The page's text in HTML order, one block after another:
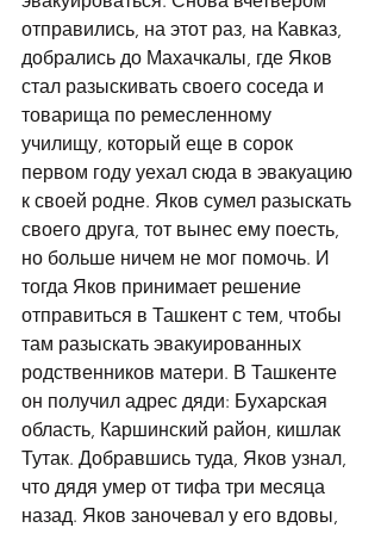
отправились, на этот раз, на Кавказ,
добрались до Махачкалы, где Яков
стал разыскивать своего соседа и
товарища по ремесленному
училищу, который еще в сорок
первом году уехал сюда в эвакуацию
к своей родне. Яков сумел разыскать
своего друга, тот вынес ему поесть,
но больше ничем не мог помочь. И
тогда Яков принимает решение
отправиться в Ташкент с тем, чтобы
там разыскать эвакуированных
родственников матери. В Ташкенте
он получил адрес дяди: Бухарская
область, Каршинский район, кишлак
Тутак. Добравшись туда, Яков узнал,
что дядя умер от тифа три месяца
назад. Яков заночевал у его вдовы,